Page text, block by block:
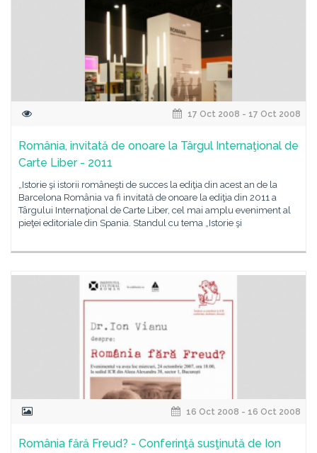
17 Oct 2008 - 17 Oct 2008
România, invitată de onoare la Târgul Internaţional de
Carte Liber - 2011
„Istorie şi istorii româneşti de succes la ediţia din acest an de la
Barcelona România va fi invitată de onoare la ediţia din 2011 a
Târgului Internaţional de Carte Liber, cel mai amplu eveniment al
pieţei editoriale din Spania. Standul cu tema „Istorie şi
16 Oct 2008 - 16 Oct 2008
România fără Freud? - Conferinţă susţinută de Ion